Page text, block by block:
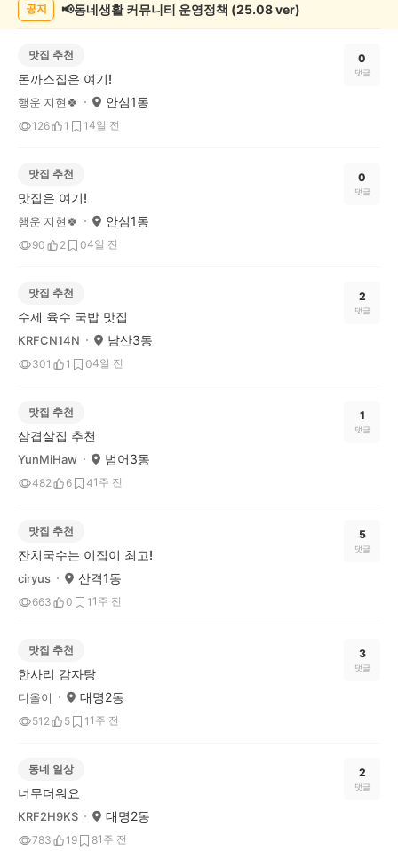
록
공지 📢동네생활 커뮤니티 운영정책 (25.08 ver)
맛집 추천
돈까스집은 여기!
행운 지현🍀 안심1동
126 1 14일 전
0
댓글
맛집 추천
맛집은 여기!
행운 지현🍀 안심1동
90 2 04일 전
0
댓글
맛집 추천
수제 육수 국밥 맛집
KRFCN14N 남산3동
301 1 04일 전
2
댓글
맛집 추천
삼겹살집 추천
YunMiHaw 범어3동
482 6 41주 전
1
댓글
맛집 추천
잔치국수는 이집이 최고!
ciryus 산격1동
663 0 1 1주 전
5
댓글
맛집 추천
한사리 감자탕
디올이 대명2동
512 5 1 1주 전
3
댓글
동네 일상
너무더워요
KRF2H9KS 대명2동
783 19 81주 전
2
댓글